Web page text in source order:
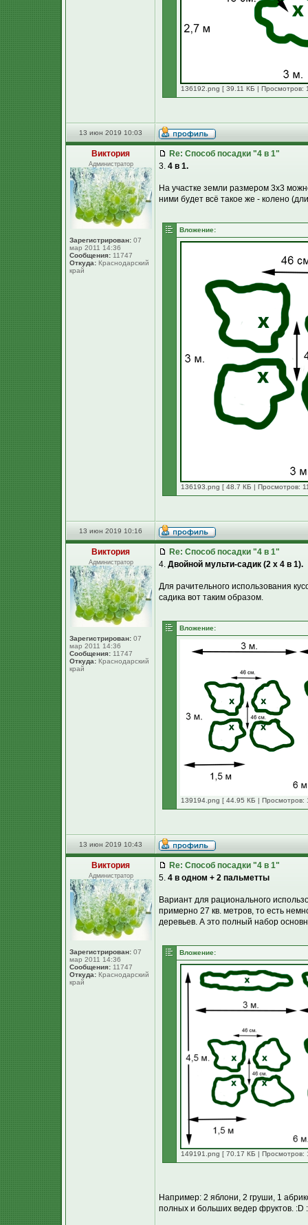
136192.png [ 39.11 КБ | Просмотров:
13 июн 2019 10:03
Виктория
Администратор
Зарегистрирован: 07
мар 2011 14:36
Сообщения: 11747
Откуда: Краснодарский
край
Re: Способ посадки "4 в 1"
3. 4 в 1.
На участке земли размером 3х3
ними будет всё такое же - колено
Вложение:
136193.png [ 48.7 КБ | Просмотров:
13 июн 2019 10:16
Виктория
Администратор
Зарегистрирован: 07
мар 2011 14:36
Сообщения: 11747
Откуда: Краснодарский
край
Re: Способ посадки "4 в 1"
4. Двойной мульти-садик (2 х 4 в 1).
Для рачительного использования
садика вот таким образом.
Вложение:
139194.png [ 44.95 КБ | Просмотров:
13 июн 2019 10:43
Виктория
Администратор
Зарегистрирован: 07
мар 2011 14:36
Сообщения: 11747
Откуда: Краснодарский
край
Re: Способ посадки "4 в 1"
5. 4 в одном + 2 пальметты
Вариант для рационального
примерно 27 кв. метров, то есть
деревьев. А это полный набор
Вложение:
149191.png [ 70.17 КБ | Просмотров:
Например: 2 яблони, 2 груши, 1
полных и больших ведер фруктов. :D